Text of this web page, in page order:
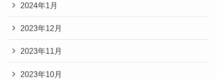
2024年1月
2023年12月
2023年11月
2023年10月